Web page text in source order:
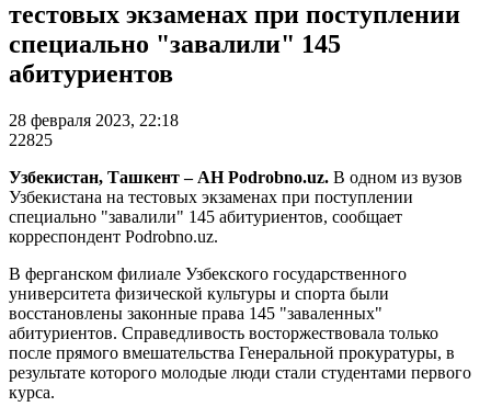
тестовых экзаменах при поступлении
специально "завалили" 145
абитуриентов
28 февраля 2023, 22:18
22825
Узбекистан, Ташкент – АН Podrobno.uz. В одном из вузов
Узбекистана на тестовых экзаменах при поступлении
специально "завалили" 145 абитуриентов, сообщает
корреспондент Podrobno.uz.
В ферганском филиале Узбекского государственного
университета физической культуры и спорта были
восстановлены законные права 145 "заваленных"
абитуриентов. Справедливость восторжествовала только
после прямого вмешательства Генеральной прокуратуры, в
результате которого молодые люди стали студентами первого
курса.